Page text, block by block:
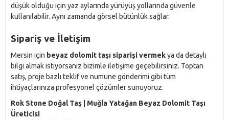
düşük olduğu için yaz aylarında yürüyüş yollarında güvenle
kullanılabilir. Aynı zamanda görsel bütünlük sağlar.
Sipariş ve İletişim
Mersin için beyaz dolomit taşı siparişi vermekya da detaylı
bilgi almak istiyorsanız bizimle iletişime geçebilirsiniz. Toptan
satış, proje bazlı teklif ve numune gönderimi gibi tüm
ihtiyaçlarınıza profesyonel çözümler sunuyoruz.
Rok Stone Doğal Taş | Muğla Yatağan Beyaz Dolomit Taşı
Üreticisi